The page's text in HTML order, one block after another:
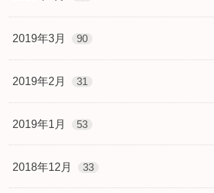
2019年3月 90
2019年2月 31
2019年1月 53
2018年12月 33